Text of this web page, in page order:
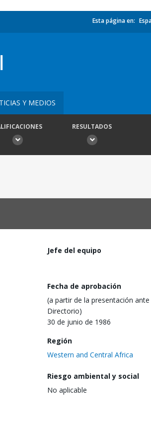
Esta página en:
Y MEDIOS
RESULTADOS
Jefe del equipo
Fecha de aprobación
(a partir de la presentación ante
Directorio)
30 de junio de 1986
Región
Western and Central Africa
Riesgo ambiental y social
No aplicable